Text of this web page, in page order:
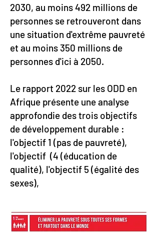
2030, au moins 492 millions de
personnes se retrouveront dans
une situation d'extrême pauvreté
et au moins 350 millions de
personnes d'ici à 2050.
Le rapport 2022 sur les ODD en
Afrique présente une analyse
approfondie des trois objectifs
de développement durable :
l'objectif 1 (pas de pauvreté),
l'objectif (4 (éducation de
qualité), l'objectif 5 (égalité des
sexes),